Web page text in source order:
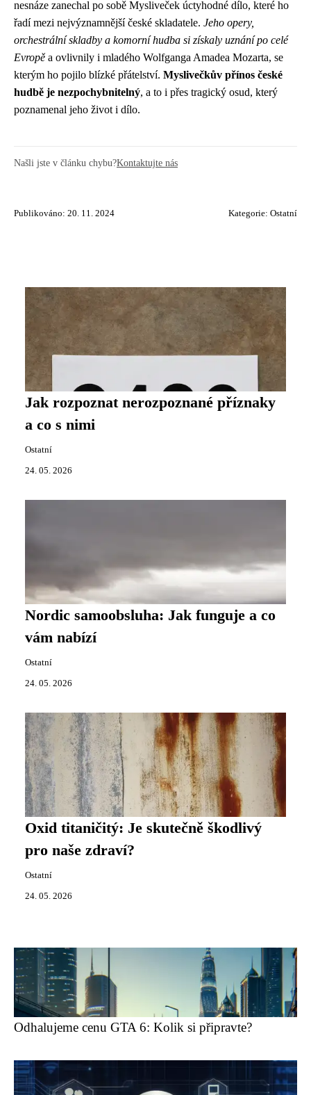
nesnáze zanechal po sobě Mysliveček úctyhodné dílo, které ho
řadí mezi nejvýznamnější české skladatele. Jeho opery,
orchestrální skladby a komorní hudba si získaly uznání po celé
Evropě a ovlivnily i mladého Wolfganga Amadea Mozarta, se
kterým ho pojilo blízké přátelství. Myslivečkův přínos české
hudbě je nezpochybnitelný, a to i přes tragický osud, který
poznamenal jeho život i dílo.
Našli jste v článku chybu?Kontaktujte nás
Publikováno: 20. 11. 2024 Kategorie: Ostatní
Jak rozpoznat nerozpoznané příznaky
a co s nimi
Ostatní
24. 05. 2026
Nordic samoobsluha: Jak funguje a co
vám nabízí
Ostatní
24. 05. 2026
Oxid titaničitý: Je skutečně škodlivý
pro naše zdraví?
Ostatní
24. 05. 2026
Odhalujeme cenu GTA 6: Kolik si připravte?